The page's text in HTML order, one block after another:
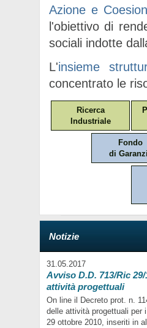
Azione e
l'obiettivo di
sociali indotte
L'insieme
concentrato le
Ricerca
Industriale
Fondo
di
Notizie
31.05.2017
Avviso D.D. 713/Ric
attività progettuali
On line il Decreto prot. n.
delle attività progettuali per
29 ottobre 2010, inseriti in